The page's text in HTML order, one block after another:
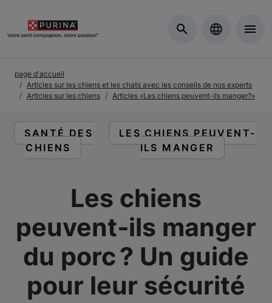
page d'accueil
Articles sur les chiens et les chats avec les conseils de nos experts
Articles sur les chiens
Articles «Les chiens peuvent-ils manger?»
LIRE DES ARTICLES À PROPOS DE :
SANTÉ DES
CHIENS
LIRE DES ARTICLES À
LES CHIENS PEUVENT-
ILS MANGER
Les chiens
peuvent‑ils manger
du porc ? Un guide
pour leur sécurité